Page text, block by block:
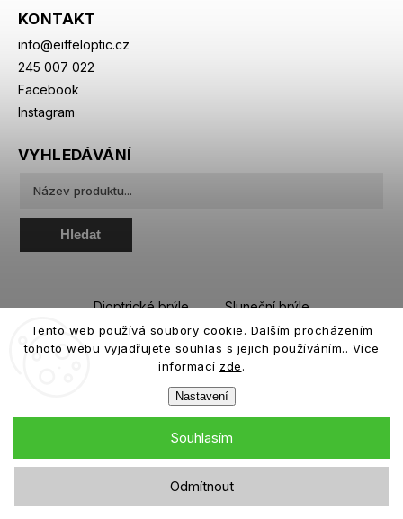
Tento web používá soubory cookie. Dalším procházením
tohoto webu vyjadřujete souhlas s jejich používáním.. Více
informací zde.
Nastavení
Odmítnout
Souhlasím
KONTAKT
info@eiffeloptic.cz
245 007 022
Facebook
Instagram
VYHLEDÁVÁNÍ
Hledat
Dioptrické brýle
Sluneční brýle
Sportovní brýle
Kontaktní čočky
Roztoky a oční kapky
Copyright 2026eiffeloptic.cz. Všechna práva vyhrazena.